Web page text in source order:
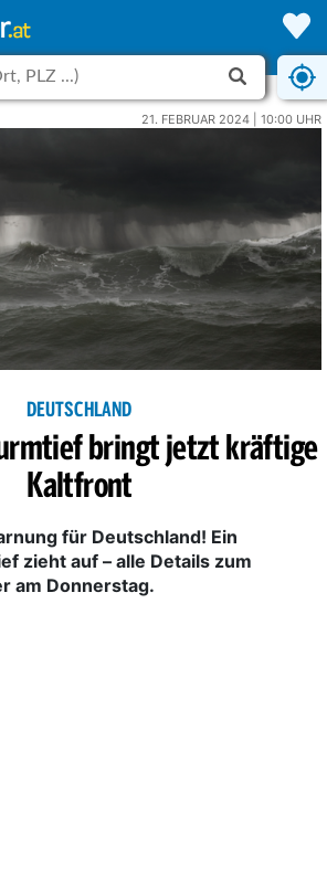
21. FEBRUAR 2024 | 10:00 UHR
DEUTSCHLAND
bringt jetzt kräftige
Kaltfront
für Deutschland! Ein
zieht auf – alle Details zum
am Donnerstag.